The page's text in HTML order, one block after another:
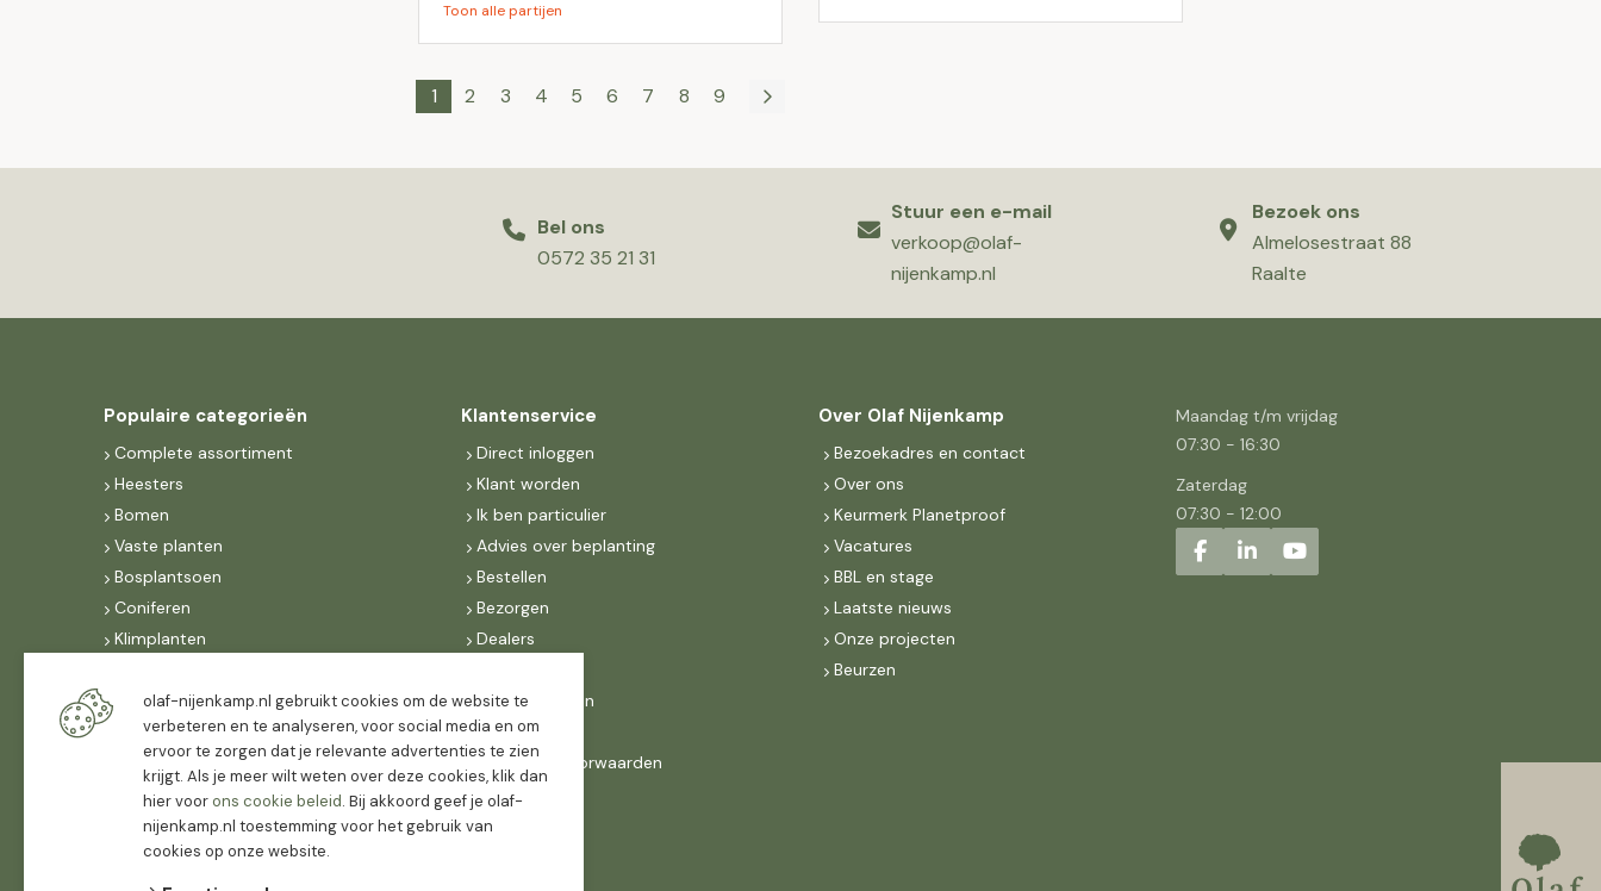
Toon alle partijen
1 2 3 4 5 6 7 8 9
Bel ons
0572 35 21 31
Stuur een e-mail
verkoop@olaf-
nijenkamp.nl
Bezoek ons
Almelosestraat 88
Raalte
Populaire categorieën
Complete assortiment
Heesters
Bomen
Vaste planten
Bosplantsoen
Coniferen
Klimplanten
Dak, lei- & vormbomen
Dealers
Klantenservice
Direct inloggen
Klant worden
Ik ben particulier
Advies over beplanting
Bestellen
Bezorgen
Dealers
IncoNed Groen
FAQ
Algemene voorwaarden
Over Olaf Nijenkamp
Bezoekadres en contact
Over ons
Keurmerk Planetproof
Vacatures
BBL en stage
Laatste nieuws
Onze projecten
Beurzen
Maandag t/m vrijdag
07:30 - 16:30
Zaterdag
07:30 - 12:00
olaf-nijenkamp.nl gebruikt cookies om de website te
verbeteren en te analyseren, voor social media en om
ervoor te zorgen dat je relevante advertenties te zien
krijgt. Als je meer wilt weten over deze cookies, klik dan
hier voorons cookie beleid. Bij akkoord geef je olaf-
nijenkamp.nl toestemming voor het gebruik van
cookies op onze website.